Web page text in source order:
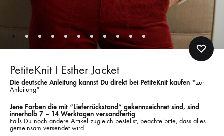
PetiteKnit I Esther Jacket
Die deutsche Anleitung kannst Du direkt bei PetiteKnit kaufen *zur
Anleitung*
Jene Farben die mit “Lieferrückstand” gekennzeichnet sind, sind
innerhalb 7 – 14 Werktagen versandfertig
Falls Du noch andere Artikel zugleich bestellst, beachte bitte, dass alles
gemeinsam versendet wird.